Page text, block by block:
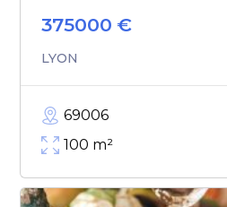
375000 €
LYON
69006
100 m²